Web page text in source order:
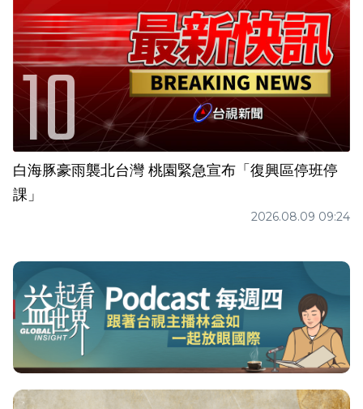
白海豚豪雨襲北台灣 桃園緊急宣布「復興區停班停
課」
2026.08.09 09:24